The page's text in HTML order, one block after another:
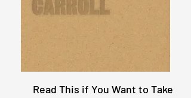
Read This if You Want to Take